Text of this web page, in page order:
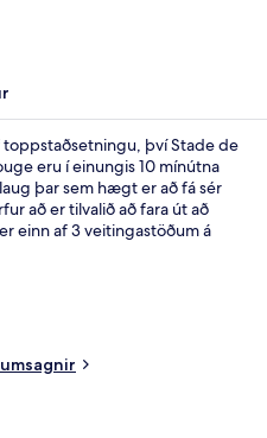
toppstaðsetningu, því Stade de
eru í einungis 10 mínútna
þar sem hægt er að fá sér
að er tilvalið að fara út að
einn af 3 veitingastöðum á
eru einnig 2
allan sólarhringinn og
er ekki langt að fara til að
Pleyel lestarstöðin er í
Pleyel-lestarstöðin er í 15